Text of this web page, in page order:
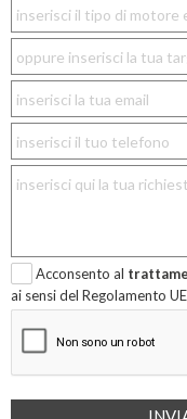
Acconsento al
ai sensi del Regolamento